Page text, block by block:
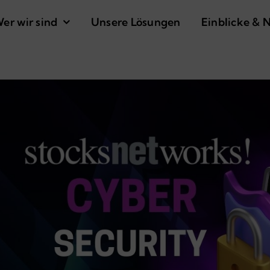
wir sind Unsere Lösungen Einblicke &